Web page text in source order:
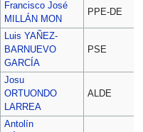
Francisco José
MILLÁN MON
PPE-DE
Luis YAÑEZ-
BARNUEVO
GARCÍA
PSE
Josu
ORTUONDO
LARREA
ALDE
Antolín